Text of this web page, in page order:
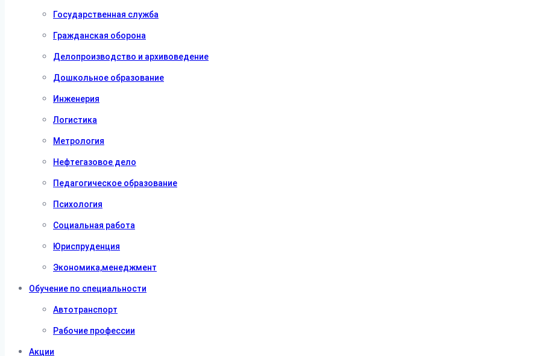
Государственная служба
Гражданская оборона
Делопроизводство и архивоведение
Дошкольное образование
Инженерия
Логистика
Метрология
Нефтегазовое дело
Педагогическое образование
Психология
Социальная работа
Юриспруденция
Экономика,менеджмент
Обучение по специальности
Автотранспорт
Рабочие профессии
Акции